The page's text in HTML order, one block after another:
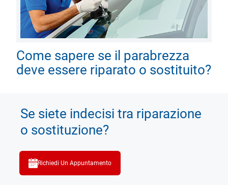
Come sapere se il parabrezza
deve essere riparato o sostituito?
Se siete indecisi tra riparazione
o sostituzione?
Richiedi Un Appuntamento